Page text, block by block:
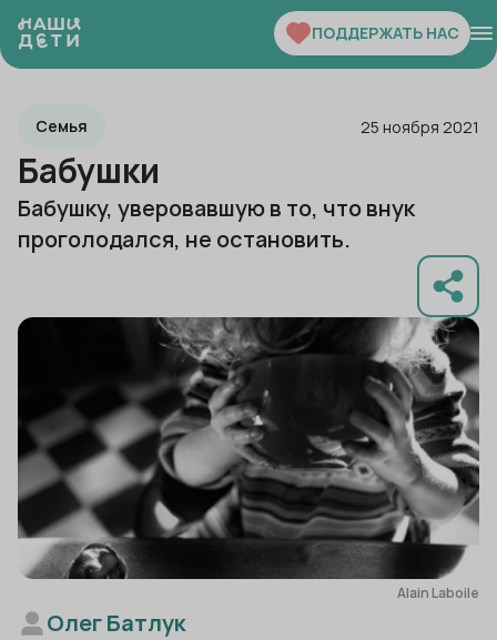
ПОДДЕРЖАТЬ НАС
Семья 25 ноября 2021
Бабушки
Бабушку, уверовавшую в то, что внук
проголодался, не остановить.
Alain Laboile
Олег Батлук